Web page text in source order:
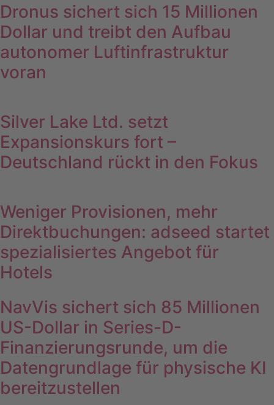
Dronus sichert sich 15 Millionen
Dollar und treibt den Aufbau
autonomer Luftinfrastruktur
voran
Silver Lake Ltd. setzt
Expansionskurs fort –
Deutschland rückt in den Fokus
Weniger Provisionen, mehr
Direktbuchungen: adseed startet
spezialisiertes Angebot für
Hotels
NavVis sichert sich 85 Millionen
US-Dollar in Series-D-
Finanzierungsrunde, um die
Datengrundlage für physische KI
bereitzustellen